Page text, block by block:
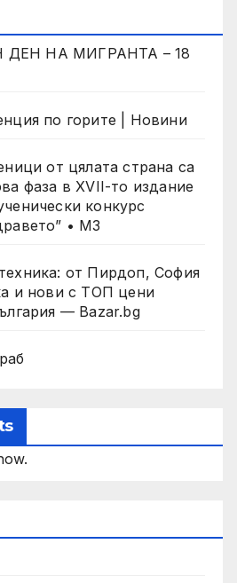
НА МИГРАНТА – 18
по горите | Новини
от цялата страна са
фаза в XVII-то издание
конкурс
• МЗ
от Пирдоп, София
и нови с ТОП цени
— Bazar.bg